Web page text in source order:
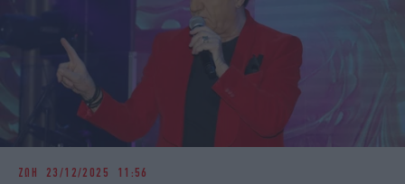
ΖΩΗ 23/12/2025 11:56